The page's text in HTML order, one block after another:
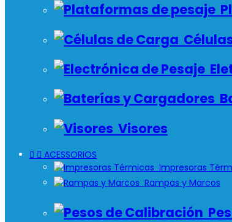
Visores
  ACESSORIOS
Impresoras
Rampas y Marcos